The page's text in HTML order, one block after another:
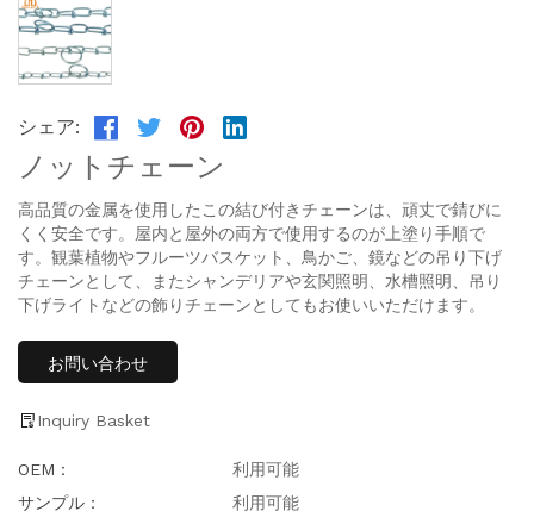
シェア:
ノットチェーン
高品質の金属を使用したこの結び付きチェーンは、頑丈で錆びに
くく安全です。屋内と屋外の両方で使用するのが上塗り手順で
す。観葉植物やフルーツバスケット、鳥かご、鏡などの吊り下げ
チェーンとして、またシャンデリアや玄関照明、水槽照明、吊り
下げライトなどの飾りチェーンとしてもお使いいただけます。
お問い合わせ
Inquiry Basket
OEM：
利用可能
サンプル：
利用可能